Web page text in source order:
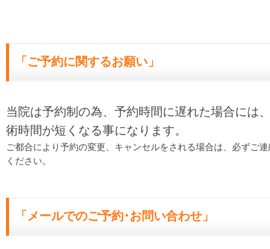
「ご予約に関するお願い」
当院は予約制の為、予約時間に遅れた場合には
術時間が短くなる事になります。
ご都合により予約の変更、キャンセルをされる場合は、必ずご連
ください。
「メールでのご予約･お問い合わせ」